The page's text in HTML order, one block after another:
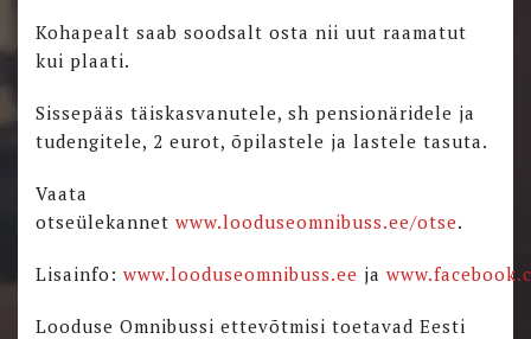
Kohapealt saab soodsalt osta nii uut raamatut
kui plaati.
Sissepääs täiskasvanutele, sh pensionäridele ja
tudengitele, 2 eurot, õpilastele ja lastele tasuta.
Vaata
otseülekannet www.looduseomnibuss.ee/otse.
Lisainfo: www.looduseomnibuss.ee ja
Looduse Omnibussi ettevõtmisi toetavad Eesti